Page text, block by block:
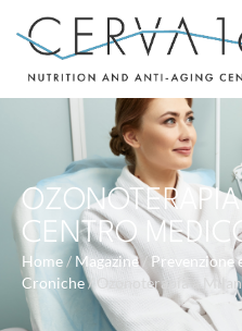
CENTRO
Home/ Magazine/ Prevenzione
Croniche/ Ozonoterapia a